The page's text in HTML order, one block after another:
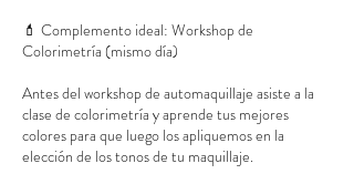
💄 Complemento ideal: Workshop de
Colorimetría (mismo día)
Antes del workshop de automaquillaje asiste a la
clase de colorimetría y aprende tus mejores
colores para que luego los apliquemos en la
elección de los tonos de tu maquillaje.